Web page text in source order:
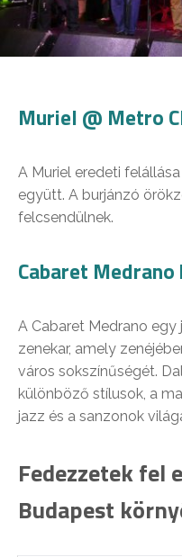
Muriel @ Metro
A Muriel eredeti
együtt. A burjánzó
felcsendülnek.
Cabaret
A Cabaret Medrano
zenekar, amely
város sokszínűségét.
különböző stílusok, a
jazz és a sanzonok
Fedezzetek fel
Budapest